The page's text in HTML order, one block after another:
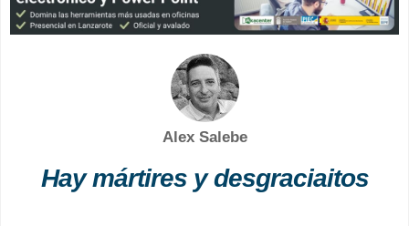
Alex Salebe
Hay mártires y desgraciaitos